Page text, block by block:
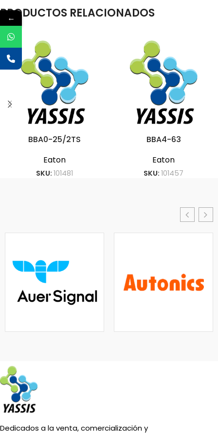
PRODUCTOS RELACIONADOS
BBA0-25/2TS
Eaton
SKU: 101481
BBA4-63
Eaton
SKU: 101457
Dedicados a la venta, comercialización y
←